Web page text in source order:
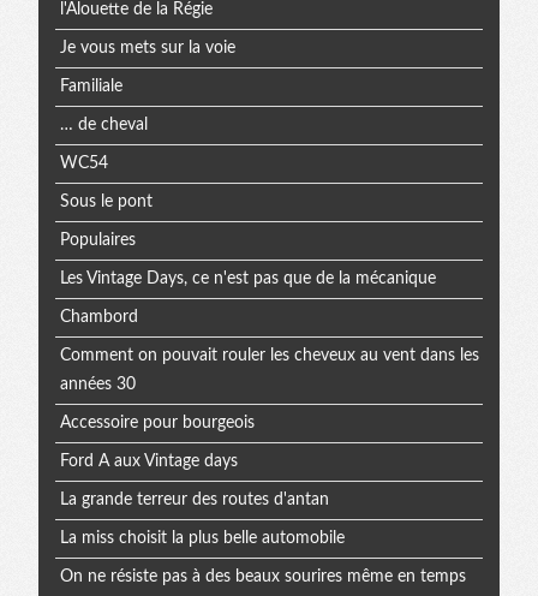
l'Alouette de la Régie
Je vous mets sur la voie
Familiale
… de cheval
WC54
Sous le pont
Populaires
Les Vintage Days, ce n'est pas que de la mécanique
Chambord
Comment on pouvait rouler les cheveux au vent dans les
années 30
Accessoire pour bourgeois
Ford A aux Vintage days
La grande terreur des routes d'antan
La miss choisit la plus belle automobile
On ne résiste pas à des beaux sourires même en temps